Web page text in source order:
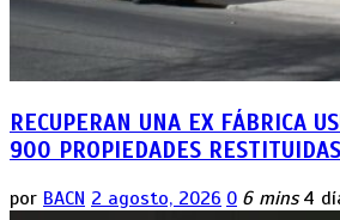
RECUPERAN UNA EX FÁBRICA
900 PROPIEDADES RESTITUIDAS
por BACN 2 agosto, 2026 0 6 mins 4